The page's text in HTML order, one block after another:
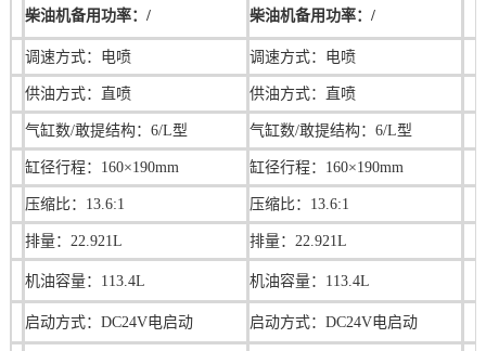
柴油机备用功率：/ 柴油机备用功率：/
调速方式：电喷 调速方式： 电喷
供油方式：直喷 供油方式：直喷
气缸数/敢提结构：6/L型 气缸数/敢提结构： 6/L型
缸径行程：160×190mm 缸径行程： 160×190mm
压缩比：13.6:1 压缩比： 13.6:1
排量：22.921L 排量： 22.921L
机油容量： 113.4L 机油容量：113.4L
启动方式：DC24V电启动 启动方式：DC24V电启动